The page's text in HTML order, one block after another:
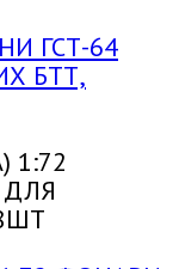
ГСТ-64
БТТ,